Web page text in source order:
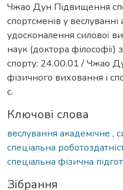
Чжао Дун Підвищення
спортсменів у
удосконалення силової
наук (доктора філософії)
спорту: 24.00.01 / Чжао
фізичного виховання і
с.
Ключові слова
веслування академічне ,
спеціальна
спеціальна фізична
Зібрання